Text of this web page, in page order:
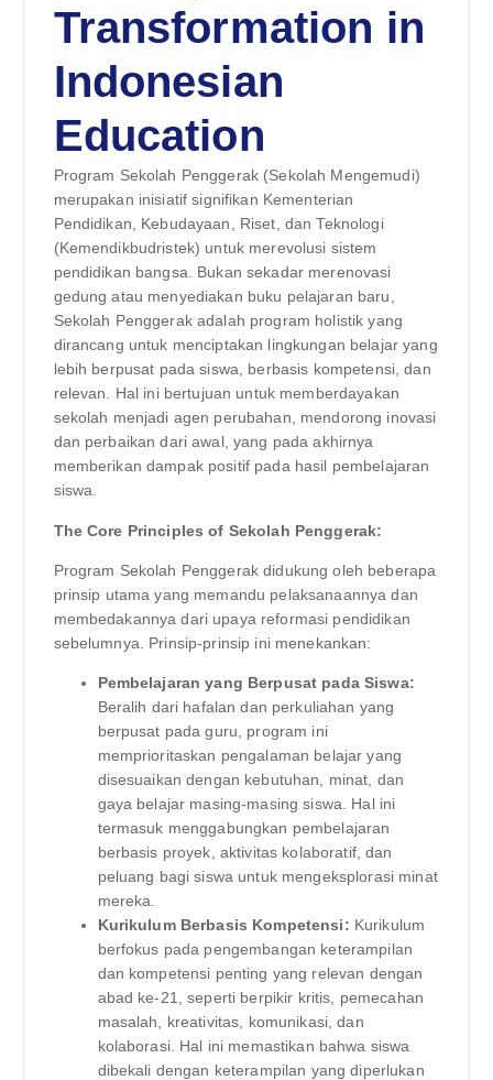
Transformation in
Indonesian
Education
Program Sekolah Penggerak (Sekolah Mengemudi)
merupakan inisiatif signifikan Kementerian
Pendidikan, Kebudayaan, Riset, dan Teknologi
(Kemendikbudristek) untuk merevolusi sistem
pendidikan bangsa. Bukan sekadar merenovasi
gedung atau menyediakan buku pelajaran baru,
Sekolah Penggerak adalah program holistik yang
dirancang untuk menciptakan lingkungan belajar yang
lebih berpusat pada siswa, berbasis kompetensi, dan
relevan. Hal ini bertujuan untuk memberdayakan
sekolah menjadi agen perubahan, mendorong inovasi
dan perbaikan dari awal, yang pada akhirnya
memberikan dampak positif pada hasil pembelajaran
siswa.
The Core Principles of Sekolah Penggerak:
Program Sekolah Penggerak didukung oleh beberapa
prinsip utama yang memandu pelaksanaannya dan
membedakannya dari upaya reformasi pendidikan
sebelumnya. Prinsip-prinsip ini menekankan:
Pembelajaran yang Berpusat pada Siswa:
Beralih dari hafalan dan perkuliahan yang
berpusat pada guru, program ini
memprioritaskan pengalaman belajar yang
disesuaikan dengan kebutuhan, minat, dan
gaya belajar masing-masing siswa. Hal ini
termasuk menggabungkan pembelajaran
berbasis proyek, aktivitas kolaboratif, dan
peluang bagi siswa untuk mengeksplorasi minat
mereka.
Kurikulum Berbasis Kompetensi: Kurikulum
berfokus pada pengembangan keterampilan
dan kompetensi penting yang relevan dengan
abad ke-21, seperti berpikir kritis, pemecahan
masalah, kreativitas, komunikasi, dan
kolaborasi. Hal ini memastikan bahwa siswa
dibekali dengan keterampilan yang diperlukan